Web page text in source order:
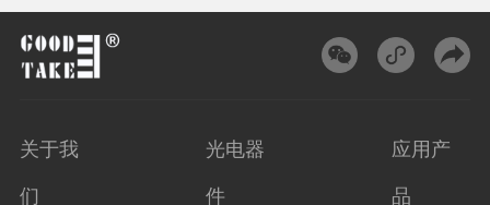
关于我
们
光电器
件
应用产
品